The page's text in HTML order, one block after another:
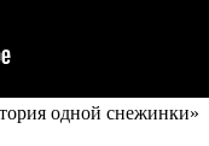
одной снежинки»